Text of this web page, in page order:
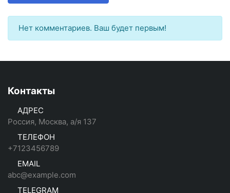
Нет комментариев. Ваш будет первым!
Контакты
АДРЕС
Россия, Москва, а/я 137
ТЕЛЕФОН
+7123456789
EMAIL
abc@example.com
TELEGRAM